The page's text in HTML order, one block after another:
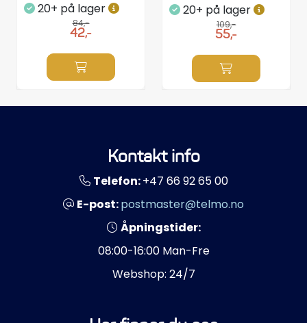
20+ på lager
84,-
42,-
20+ på lager
109,-
55,-
Kontakt info
Telefon:+47 66 92 65 00
E-post:postmaster@telmo.no
Åpningstider:
08:00-16:00 Man-Fre
Webshop: 24/7